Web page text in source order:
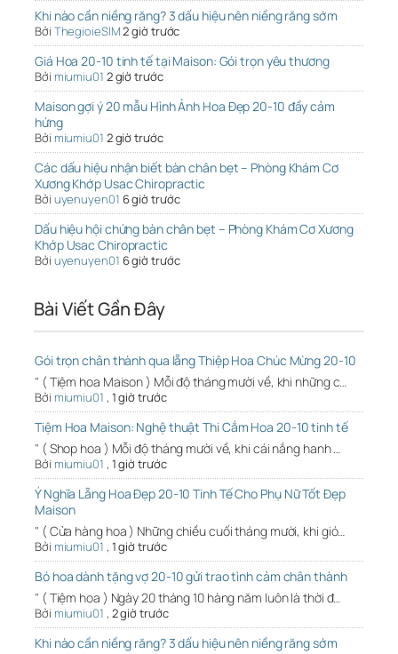
Khi nào cần niềng răng? 3 dấu hiệu nên niềng răng sớm
Bởi ThegioieSIM2 giờ trước
Giá Hoa 20-10 tinh tế tại Maison: Gói trọn yêu thương
Bởi miumiu01 2 giờ trước
Maison gợi ý 20 mẫu Hình Ảnh Hoa Đẹp 20-10 đầy cảm
hứng
Bởi miumiu01 2 giờ trước
Các dấu hiệu nhận biết bàn chân bẹt – Phòng Khám Cơ
Xương Khớp Usac Chiropractic
Bởi uyenuyen01 6 giờ trước
Dấu hiệu hội chứng bàn chân bẹt – Phòng Khám Cơ Xương
Khớp Usac Chiropractic
Bởi uyenuyen01 6 giờ trước
Bài Viết Gần Đây
Gói trọn chân thành qua lẵng Thiệp Hoa Chúc Mừng 20-10
" ( Tiệm hoa Maison ) Mỗi độ tháng mười về, khi những c…
Bởi miumiu01 , 1 giờ trước
Tiệm Hoa Maison: Nghệ thuật Thi Cắm Hoa 20-10 tinh tế
" ( Shop hoa ) Mỗi độ tháng mười về, khi cái nắng hanh …
Bởi miumiu01 , 1 giờ trước
Ý Nghĩa Lẵng Hoa Đẹp 20-10 Tinh Tế Cho Phụ Nữ Tốt Đẹp
Maison
" ( Cửa hàng hoa ) Những chiều cuối tháng mười, khi gió…
Bởi miumiu01 , 1 giờ trước
Bó hoa dành tặng vợ 20-10 gửi trao tình cảm chân thành
" ( Tiệm hoa ) Ngày 20 tháng 10 hàng năm luôn là thời đ…
Bởi miumiu01 , 2 giờ trước
Khi nào cần niềng răng? 3 dấu hiệu nên niềng răng sớm